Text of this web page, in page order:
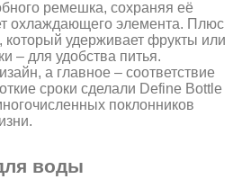
ремешка, сохраняя её
охлаждающего элемента. Плюс
который удерживает фрукты или
– для удобства питья.
а главное – соответствие
сроки сделали Define Bottle
поклонников
воды